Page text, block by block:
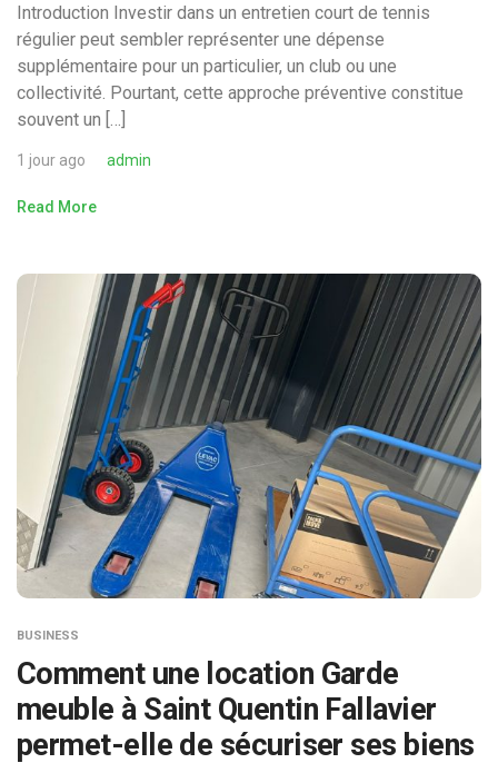
Introduction Investir dans un entretien court de tennis
régulier peut sembler représenter une dépense
supplémentaire pour un particulier, un club ou une
collectivité. Pourtant, cette approche préventive constitue
souvent un […]
1 jour ago admin
Read More
BUSINESS
Comment une location Garde
meuble à Saint Quentin Fallavier
permet-elle de sécuriser ses biens